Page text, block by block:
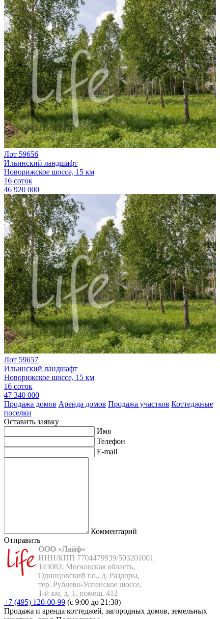
Лот 59656
Ильинский ландшафт
Новорижское шоссе, 15 км
16 соток
46 920 000
Лот 59657
Ильинский ландшафт
Новорижское шоссе, 15 км
16 соток
47 340 000
Продажа домов Аренда домов Продажа участков Коттеджные
поселки
Оставить заявку
Имя
Телефон
E-mail
Комментарий
Отправить
ООО «Лайф»
ИНН/КПП 7704479939/503201001
143082, Московская область,
Одинцовский г.о., д. Раздоры,
тер. Рублево-Успенское шоссе,
1-й км, д. 1, помещ. 412
+7 (495) 120-00-99 (с 9:00 до 21:30)
Продажа и аренда коттеджей, загородных домов, земельных